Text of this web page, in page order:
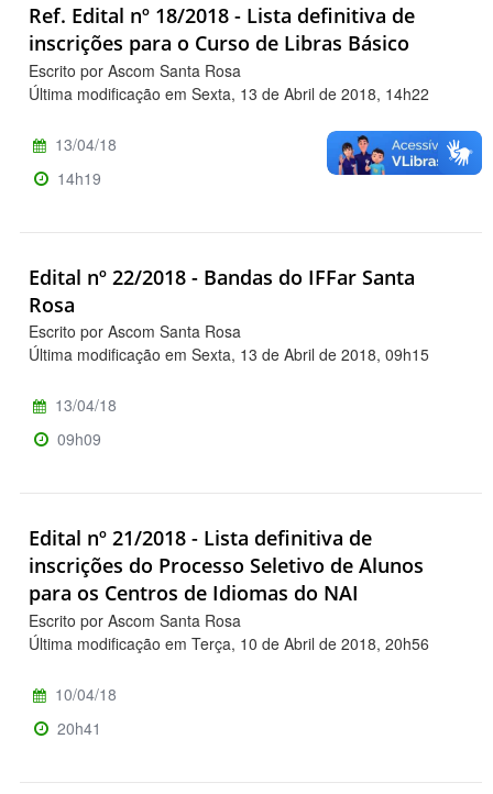
Ref. Edital nº 18/2018 - Lista definitiva de
inscrições para o Curso de Libras Básico
Escrito por Ascom Santa Rosa
Última modificação em Sexta, 13 de Abril de 2018, 14h22
13/04/18
14h19
Edital nº 22/2018 - Bandas do IFFar Santa
Rosa
Escrito por Ascom Santa Rosa
Última modificação em Sexta, 13 de Abril de 2018, 09h15
13/04/18
09h09
Edital nº 21/2018 - Lista definitiva de
inscrições do Processo Seletivo de Alunos
para os Centros de Idiomas do NAI
Escrito por Ascom Santa Rosa
Última modificação em Terça, 10 de Abril de 2018, 20h56
10/04/18
20h41